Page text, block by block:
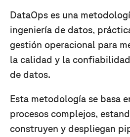
DataOps es una
ingeniería de datos,
gestión operacional para
la calidad y la
de datos.
Esta metodología se basa
procesos complejos,
construyen y despliegan